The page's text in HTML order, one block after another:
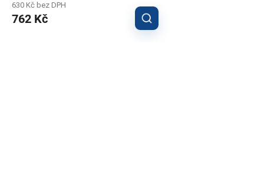
630 Kč bez DPH
762 Kč